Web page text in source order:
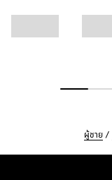
ผู้ชาย